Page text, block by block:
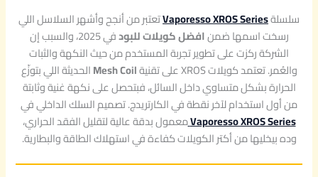
سلسلةVaporesso XROS Seriesتعتبر من أنجح وأشهر السلاسل اللي
رسخت اسمها ضمنافضل كويلات للبود
في 2025، والسبب إن
الشركة ركزت على تطوير تجربة المستخدم من حيث النكهة والثبات
والعُمر. تعتمد كويلات XROS على تقنية
Mesh Coilالحديثة اللي بتوزّع
الحرارة بشكل متساوي داخل السائل، فبتحصل على نكهة غنية وثابتة
من أول استخدام لآخر نقطة في الكارتريدج. تصميم السلك الداخلي في
Vaporesso XROS Seriesمعمول بدقة عالية لتقليل الفقد الحراري،
وده بيخليها من أكتر الكويلات كفاءة في استهلاك الطاقة والبطارية.